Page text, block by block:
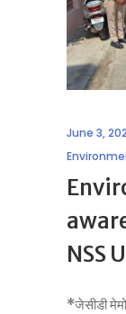
June 3,
NSS
*जेसीडी